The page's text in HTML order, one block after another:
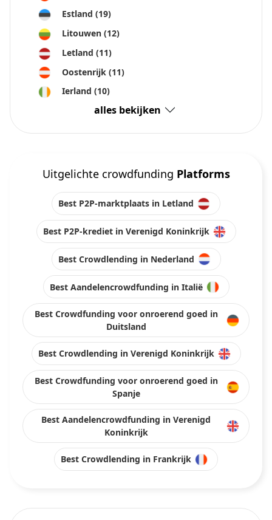
Estland (19)
Litouwen (12)
Letland (11)
Oostenrijk (11)
Ierland (10)
alles bekijken
Uitgelichte crowdfunding Platforms
Best P2P-marktplaats in Letland
Best P2P-krediet in Verenigd Koninkrijk
Best Crowdlending in Nederland
Best Aandelencrowdfunding in Italië
Best Crowdfunding voor onroerend goed in
Duitsland
Best Crowdlending in Verenigd Koninkrijk
Best Crowdfunding voor onroerend goed in
Spanje
Best Aandelencrowdfunding in Verenigd
Koninkrijk
Best Crowdlending in Frankrijk